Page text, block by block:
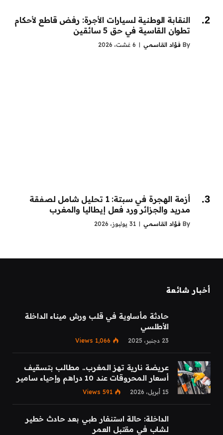
النقابة الوطنية لسيارات الأجرة: رفض قاطع لأحكام
تطوان القاسية في حق 5 سائقين
By فؤاد القاسمي 6 غشت، 2026
أزمة الهجرة في سبتة: 1 تحليل شامل لصفقة
مدريد والجزائر ورد فعل إيطاليا والمغرب
By فؤاد القاسمي 31 يوليوز، 2026
أخبار شائعة
حادثة مأساوية في قلب ورش ميناء الداخلة
الأطلسي
23 دجنبر، 2025 1,066
Views
عريضة نارية تهز المغرب.. مطالب بتسقيف
أسعار المحروقات عند 10 دراهم وإحياء سامير
15 أبريل، 2026 591
Views
الداخلة: حالة استنفار طبي بعد حادث خطير
لشاب في مقتبل العمر